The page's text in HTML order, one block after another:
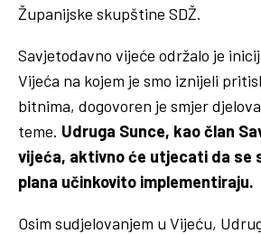
Županijske skupštine SDŽ.
Savjetodavno vijeće održalo je
Vijeća na kojem je smo iznijeli
bitnima, dogovoren je smjer
teme. Udruga Sunce, kao član
vijeća, aktivno će utjecati da se
plana učinkovito implementiraju.
Osim sudjelovanjem u Vijeću,